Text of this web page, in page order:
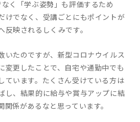
く「学ぶ姿勢」も評価するため
けでなく、受講ごとにもポイントが
反映されるしくみです。
いたのですが、新型コロナウイルス
変更したことで、自宅や通勤中でも
ています。たくさん受けている方は
し、結果的に給与や賞与アップに結
関係があるなと思っています。